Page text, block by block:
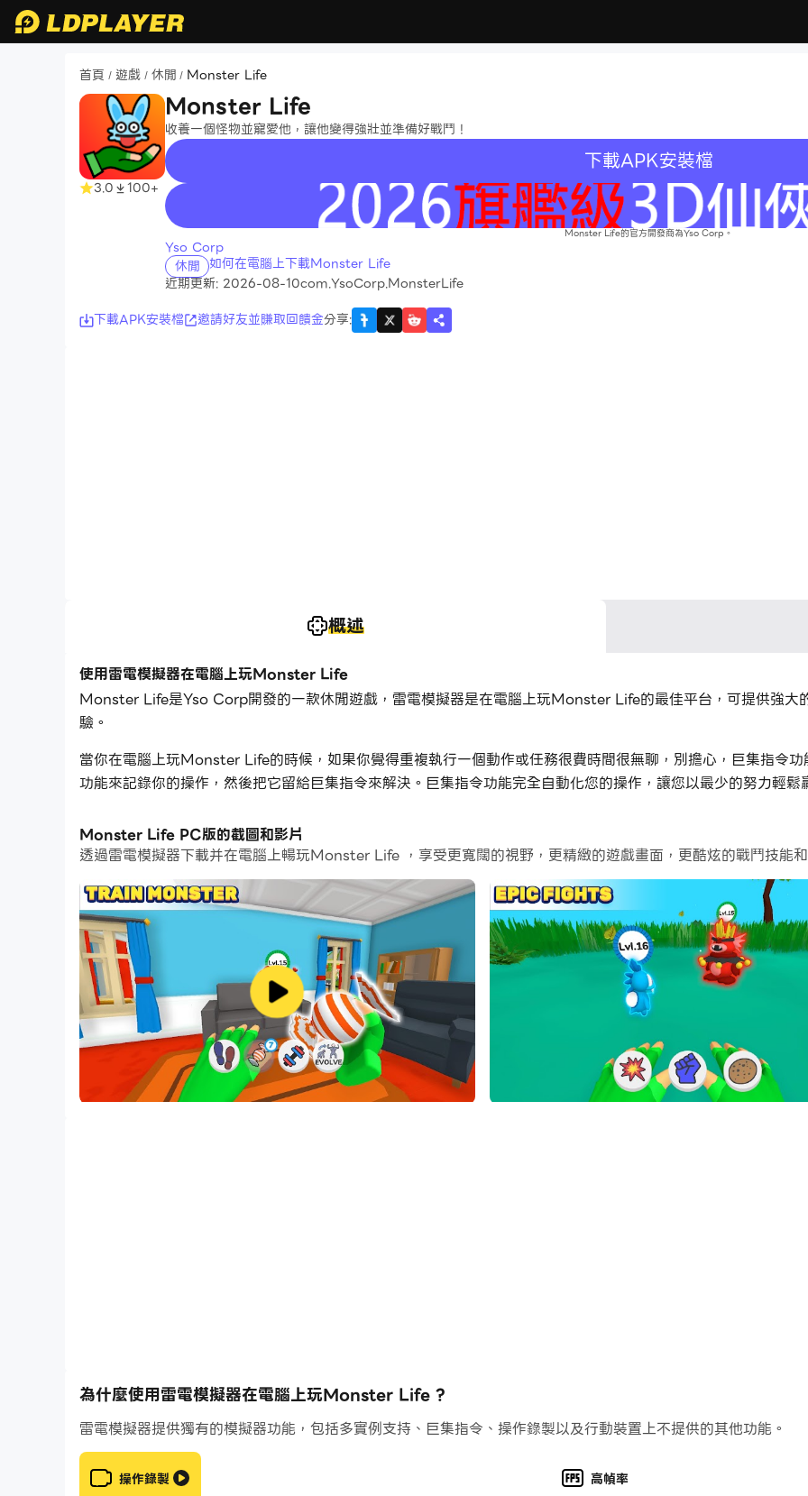
首頁 / 遊戲 / 休閒 / Monster Life
3.0 100+
Monster Life
收養一個怪物並寵愛他，讓他變得強壯並準備好戰鬥！
下載APK安裝檔
recommend
Monster Life的官方開發商為Yso Corp。
Yso Corp
休閒 如何在電腦上下載Monster Life
近期更新: 2026-08-10com.YsoCorp.MonsterLife
下載APK安裝檔
邀請好友並賺取回饋金分享:
概述
使用雷電模擬器在電腦上玩Monster Life
Monster Life是Yso Corp開發的一款休閒遊戲，雷電模擬器是在電腦上玩Monster Life的最佳平台，可提供強
驗。
當你在電腦上玩Monster Life的時候，如果你覺得重複執行一個動作或任務很費時間很無聊，別擔心，巨集指令
功能來記錄你的操作，然後把它留給巨集指令來解決。巨集指令功能完全自動化您的操作，讓您以最少的努力輕
Chose a monster between tens and fight in epic battles with order monster !
Monster Life PC版的截圖和影片
透過雷電模擬器下載并在電腦上暢玩Monster Life ，享受更寬闊的視野，更精緻的遊戲畫面，更酷炫的戰鬥技能
為什麼使用雷電模擬器在電腦上玩Monster Life ?
雷電模擬器提供獨有的模擬器功能，包括多實例支持、巨集指令、操作錄製以及行動裝置上不提供的其他功能。
操作錄製 高幀率